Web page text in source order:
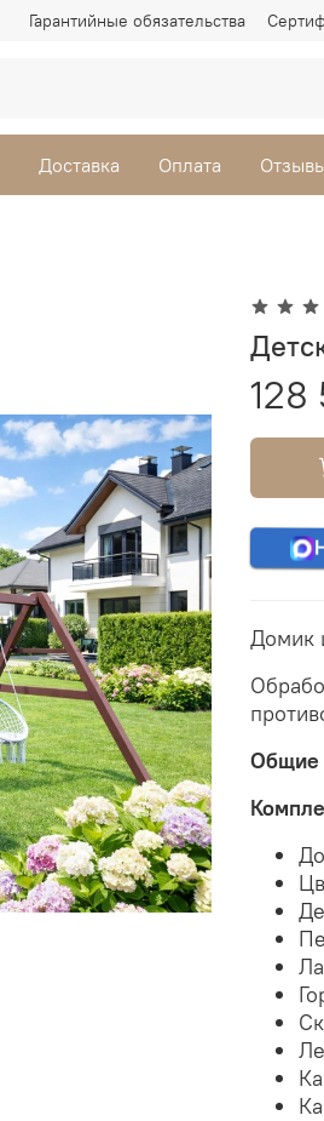
Гарантийные обязательства
Доставка Оплата
128
Домик
Общие